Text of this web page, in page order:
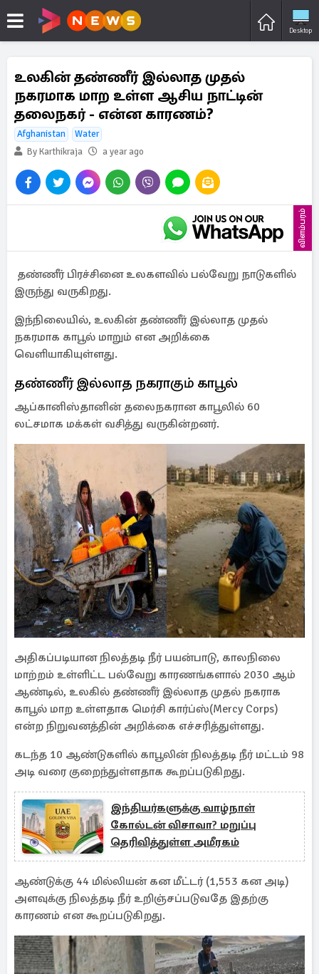
Desktop
உலகின் தண்ணீர் இல்லாத முதல்
நகரமாக மாற உள்ள ஆசிய நாட்டின்
தலைநகர் - என்ன காரணம்?
Afghanistan
Water
By Karthikraja
a year ago
விளம்பரம்
தண்ணீர் பிரச்சினை உலகளவில் பல்வேறு நாடுகளில்
இருந்து வருகிறது.
இந்நிலையில், உலகின் தண்ணீர் இல்லாத முதல்
நகரமாக காபூல் மாறும் என அறிக்கை
வெளியாகியுள்ளது.
தண்ணீர் இல்லாத நகராகும் காபூல்
ஆப்கானிஸ்தானின் தலைநகரான காபூலில் 60
லட்சமாக மக்கள் வசித்து வருகின்றனர்.
அதிகப்படியான நிலத்தடி நீர் பயன்பாடு, காலநிலை
மாற்றம் உள்ளிட்ட பல்வேறு காரணங்களால் 2030 ஆம்
ஆண்டில், உலகில் தண்ணீர் இல்லாத முதல் நகராக
காபூல் மாற உள்ளதாக மெர்சி கார்ப்ஸ்(Mercy Corps)
என்ற நிறுவனத்தின் அறிக்கை எச்சரித்துள்ளது.
கடந்த 10 ஆண்டுகளில் காபூலின் நிலத்தடி நீர் மட்டம் 98
அடி வரை குறைந்துள்ளதாக கூறப்படுகிறது.
இந்தியர்களுக்கு வாழ்நாள்
கோல்டன் விசாவா? மறுப்பு
தெரிவித்துள்ள அமீரகம்
ஆண்டுக்கு 44 மில்லியன் கன மீட்டர் (1,553 கன அடி)
அளவுக்கு நிலத்தடி நீர் உறிஞ்சப்படுவதே இதற்கு
காரணம் என கூறப்படுகிறது.